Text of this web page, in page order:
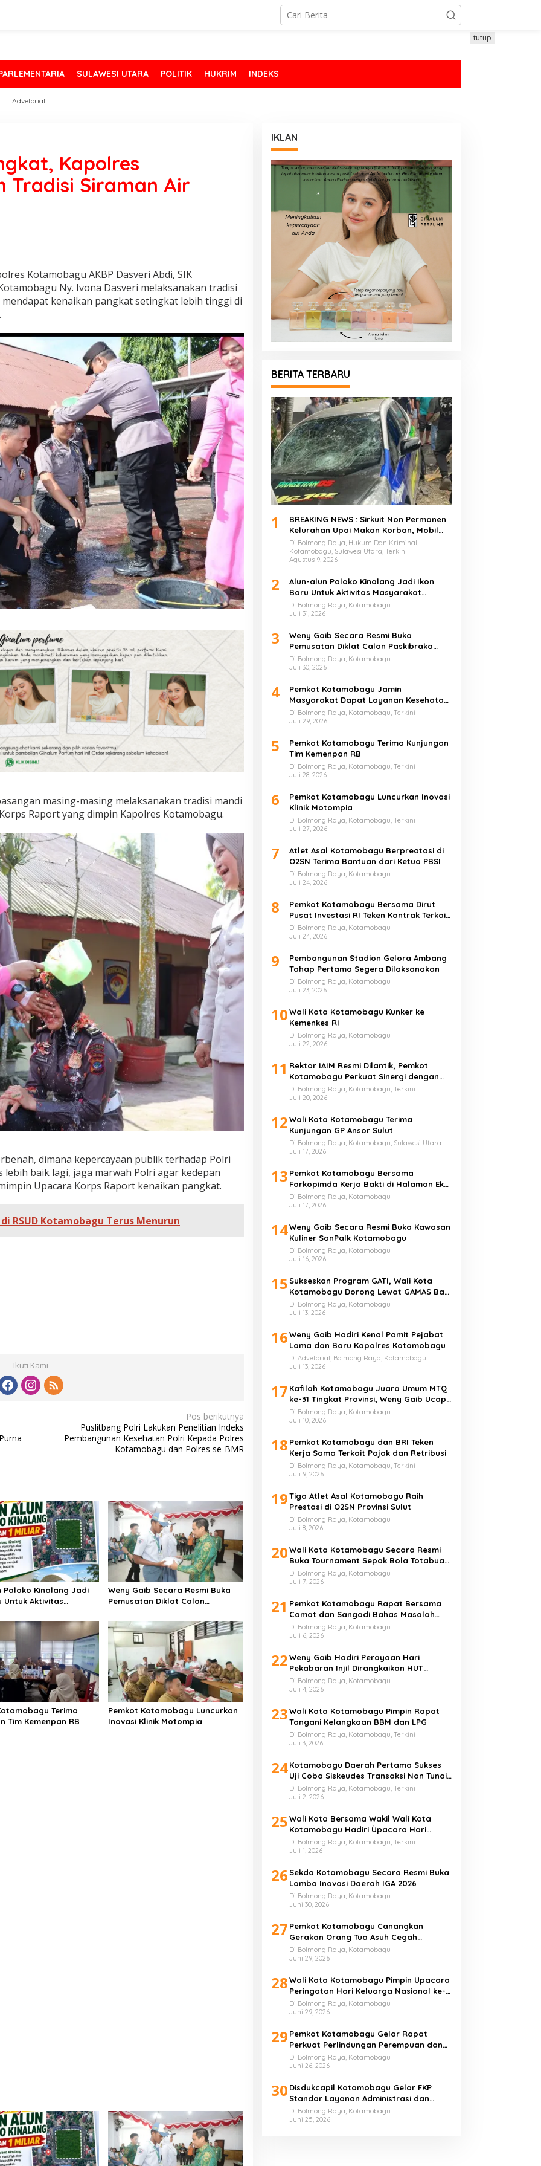
SULAWESI UTARA POLITIK HUKRIM INDEKS
Advetorial
tutup
Kapolres
Tradisi Siraman Air
Kotamobagu AKBP Dasveri Abdi, SIK
Ny. Ivona Dasveri melaksanakan tradisi
kenaikan pangkat setingkat lebih tinggi di
masing-masing melaksanakan tradisi mandi
Raport yang dimpin Kapolres Kotamobagu.
dimana kepercayaan publik terhadap Polri
baik lagi, jaga marwah Polri agar kedepan
Upacara Korps Raport kenaikan pangkat.
RSUD Kotamobagu Terus Menurun
Ikuti Kami
Pos berikutnya
Puslitbang Polri Lakukan Penelitian Indeks
Pembangunan Kesehatan Polri Kepada Polres
Kotamobagu dan Polres se-BMR
Paloko Kinalang Jadi
Untuk Aktivitas
Weny Gaib Secara Resmi Buka
Pemusatan Diklat Calon
Terima
Tim Kemenpan RB
Pemkot Kotamobagu Luncurkan
Inovasi Klinik Motompia
IKLAN
BERITA TERBARU
1
BREAKING NEWS : Sirkuit Non Permanen
Kelurahan Upai Makan Korban, Mobil
Peserta Hilang Kendali Tabrak
Penonton
Di Bolmong Raya, Hukum Dan Kriminal,
Kotamobagu, Sulawesi Utara, Terkini
Agustus 9, 2026
2
Alun-alun Paloko Kinalang Jadi Ikon
Baru Untuk Aktivitas Masyarakat
Kotamobagu
Di Bolmong Raya, Kotamobagu
Juli 31, 2026
3
Weny Gaib Secara Resmi Buka
Pemusatan Diklat Calon Paskibraka
Kotamobagu
Di Bolmong Raya, Kotamobagu
Juli 30, 2026
4
Pemkot Kotamobagu Jamin
Masyarakat Dapat Layanan Kesehatan
Gratis
Di Bolmong Raya, Kotamobagu, Terkini
Juli 29, 2026
5
Pemkot Kotamobagu Terima Kunjungan
Tim Kemenpan RB
Di Bolmong Raya, Kotamobagu, Terkini
Juli 28, 2026
6
Pemkot Kotamobagu Luncurkan Inovasi
Klinik Motompia
Di Bolmong Raya, Kotamobagu, Terkini
Juli 27, 2026
7
Atlet Asal Kotamobagu Berpreatasi di
O2SN Terima Bantuan dari Ketua PBSI
Di Bolmong Raya, Kotamobagu
Juli 24, 2026
8
Pemkot Kotamobagu Bersama Dirut
Pusat Investasi RI Teken Kontrak Terkait
UMKM
Di Bolmong Raya, Kotamobagu
Juli 24, 2026
9
Pembangunan Stadion Gelora Ambang
Tahap Pertama Segera Dilaksanakan
Di Bolmong Raya, Kotamobagu
Juli 23, 2026
10Wali Kota Kotamobagu Kunker ke
Kemenkes RI
Di Bolmong Raya, Kotamobagu
Juli 22, 2026
11 Rektor IAIM Resmi Dilantik, Pemkot
Kotamobagu Perkuat Sinergi dengan
Perguruan Tinggi
Di Bolmong Raya, Kotamobagu, Terkini
Juli 20, 2026
12Wali Kota Kotamobagu Terima
Kunjungan GP Ansor Sulut
Di Bolmong Raya, Kotamobagu, Sulawesi Utara
Juli 17, 2026
13 Pemkot Kotamobagu Bersama
Forkopimda Kerja Bakti di Halaman Eks
Kantor Bupati Bolmong
Di Bolmong Raya, Kotamobagu
Juli 17, 2026
14Weny Gaib Secara Resmi Buka Kawasan
Kuliner SanPalk Kotamobagu
Di Bolmong Raya, Kotamobagu
Juli 16, 2026
15 Sukseskan Program GATI, Wali Kota
Kotamobagu Dorong Lewat GAMAS Bagi
Anak Sekolah
Di Bolmong Raya, Kotamobagu
Juli 13, 2026
16Weny Gaib Hadiri Kenal Pamit Pejabat
Lama dan Baru Kapolres Kotamobagu
Di Advetorial, Bolmong Raya, Kotamobagu
Juli 13, 2026
17 Kafilah Kotamobagu Juara Umum MTQ
ke-31 Tingkat Provinsi, Weny Gaib Ucap
Syukur
Di Bolmong Raya, Kotamobagu
Juli 10, 2026
18 Pemkot Kotamobagu dan BRI Teken
Kerja Sama Terkait Pajak dan Retribusi
Di Bolmong Raya, Kotamobagu, Terkini
Juli 9, 2026
19Tiga Atlet Asal Kotamobagu Raih
Prestasi di O2SN Provinsi Sulut
Di Bolmong Raya, Kotamobagu
Juli 8, 2026
20Wali Kota Kotamobagu Secara Resmi
Buka Tournament Sepak Bola Totabuan
Champion League
Di Bolmong Raya, Kotamobagu
Juli 7, 2026
21 Pemkot Kotamobagu Rapat Bersama
Camat dan Sangadi Bahas Masalah
Sampah
Di Bolmong Raya, Kotamobagu
Juli 6, 2026
22Weny Gaib Hadiri Perayaan Hari
Pekabaran Injil Dirangkaikan HUT
GMIBM Bersinode ke-76
Di Bolmong Raya, Kotamobagu
Juli 4, 2026
23Wali Kota Kotamobagu Pimpin Rapat
Tangani Kelangkaan BBM dan LPG
Di Bolmong Raya, Kotamobagu, Terkini
Juli 3, 2026
24 Kotamobagu Daerah Pertama Sukses
Uji Coba Siskeudes Transaksi Non Tunai
di Desa
Di Bolmong Raya, Kotamobagu, Terkini
Juli 2, 2026
25Wali Kota Bersama Wakil Wali Kota
Kotamobagu Hadiri Ùpacara Hari
Bhayangkara ke-80
Di Bolmong Raya, Kotamobagu, Terkini
Juli 1, 2026
26 Sekda Kotamobagu Secara Resmi Buka
Lomba Inovasi Daerah IGA 2026
Di Bolmong Raya, Kotamobagu
Juni 30, 2026
27 Pemkot Kotamobagu Canangkan
Gerakan Orang Tua Asuh Cegah
Stunting
Di Bolmong Raya, Kotamobagu
Juni 29, 2026
28Wali Kota Kotamobagu Pimpin Upacara
Peringatan Hari Keluarga Nasional ke-
33 Tahun
Di Bolmong Raya, Kotamobagu
Juni 29, 2026
29 Pemkot Kotamobagu Gelar Rapat
Perkuat Perlindungan Perempuan dan
Anak
Di Bolmong Raya, Kotamobagu
Juni 26, 2026
30 Disdukcapil Kotamobagu Gelar FKP
Standar Layanan Administrasi dan
Kependudukan
Di Bolmong Raya, Kotamobagu
Juni 25, 2026